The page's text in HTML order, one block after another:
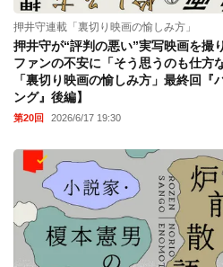
押井守連載「裏切り映画の愉しみ方」
押井守が“評判の悪い”実写映画を撮
ファンの不安に「そう思うのも仕方
「裏切り映画の愉しみ方」最終回『
ング』後編】
第20回 2026/6/17 19:30